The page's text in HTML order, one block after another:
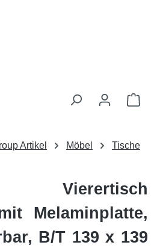
Artikel Möbel
Tische
Vierertisch
Melaminplatte,
B/T 139 x 139